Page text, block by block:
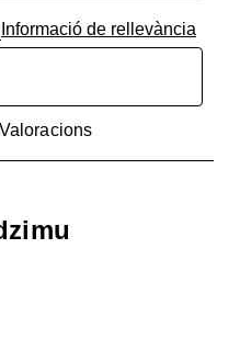
Informació de rellevància
Valoracions